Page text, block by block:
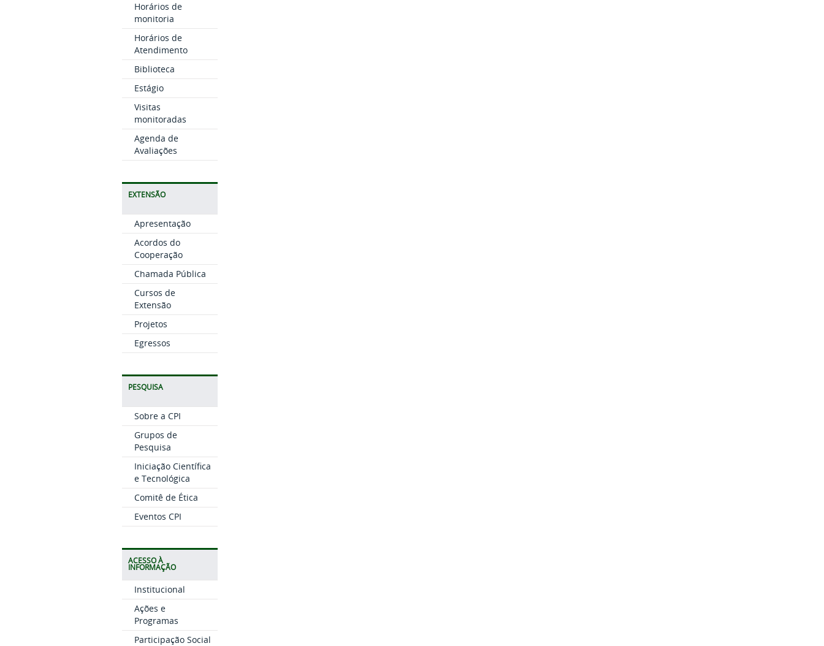
Horários de
monitoria
Horários de
Atendimento
Biblioteca
Estágio
Visitas
monitoradas
Agenda de
Avaliações
EXTENSÃO
Apresentação
Acordos do
Cooperação
Chamada Pública
Cursos de
Extensão
Projetos
Egressos
PESQUISA
Sobre a CPI
Grupos de
Pesquisa
Iniciação Científica
e Tecnológica
Comitê de Ética
Eventos CPI
ACESSO À
INFORMAÇÃO
Institucional
Ações e
Programas
Participação Social